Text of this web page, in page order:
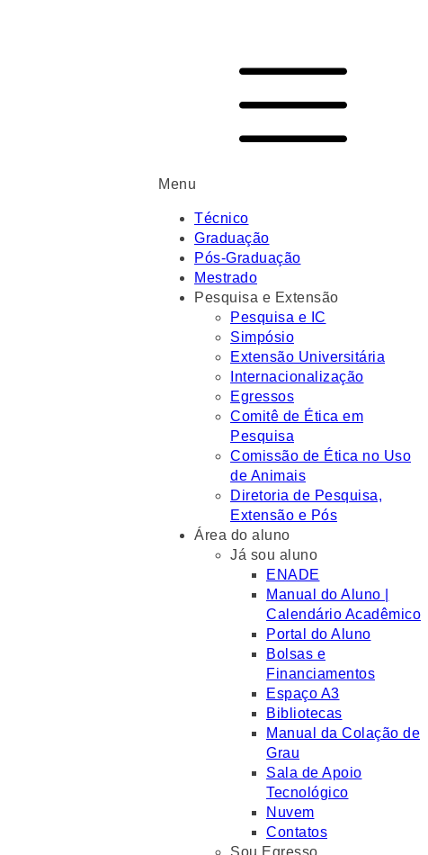
Menu
Técnico
Graduação
Pós-Graduação
Mestrado
Pesquisa e Extensão
Pesquisa e IC
Simpósio
Extensão Universitária
Internacionalização
Egressos
Comitê de Ética em
Pesquisa
Comissão de Ética no Uso
de Animais
Diretoria de Pesquisa,
Extensão e Pós
Área do aluno
Já sou aluno
ENADE
Manual do Aluno |
Calendário Acadêmico
Portal do Aluno
Bolsas e
Financiamentos
Espaço A3
Bibliotecas
Manual da Colação de
Grau
Sala de Apoio
Tecnológico
Nuvem
Contatos
Sou Egresso